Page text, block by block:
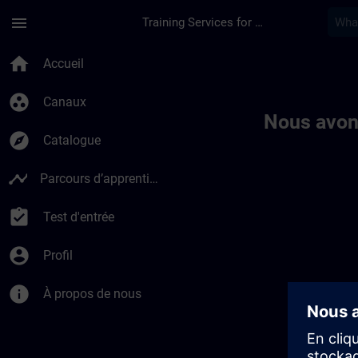
menu Training Services for Digital Industries
home Accueil
group_work Canaux
explore Catalogue
timeline Parcours d’apprentissage
assignment_turned_in Test d'entrée
account_circle Profil
info À propos de nous
Nous